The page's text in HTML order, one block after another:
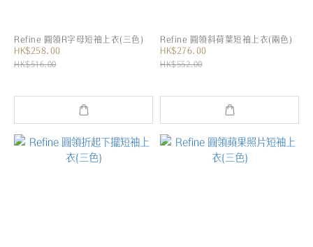
Refine 圓領R字母短袖上衣(三色)
HK$258.00
HK$516.00
Refine 圓領斜荷葉短袖上衣(兩色)
HK$276.00
HK$552.00